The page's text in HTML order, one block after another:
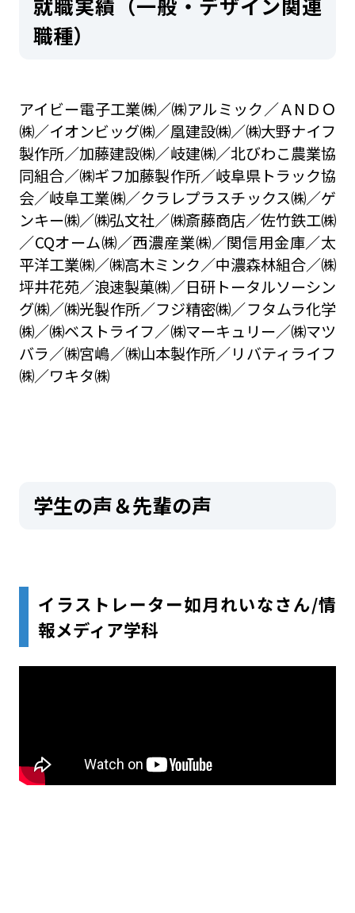
就職実績（一般・デザイン関連
職種）
アイビー電子工業㈱／㈱アルミック／ＡNＤＯ
㈱／イオンビッグ㈱／凰建設㈱／㈱大野ナイフ
製作所／加藤建設㈱／岐建㈱／北びわこ農業協
同組合／㈱ギフ加藤製作所／岐阜県トラック協
会／岐阜工業㈱／クラレプラスチックス㈱／ゲ
ンキー㈱／㈱弘文社／㈱斎藤商店／佐竹鉄工㈱
／CQオーム㈱／西濃産業㈱／関信用金庫／太
平洋工業㈱／㈱高木ミンク／中濃森林組合／㈱
坪井花苑／浪速製菓㈱／日研トータルソーシン
グ㈱／㈱光製作所／フジ精密㈱／フタムラ化学
㈱／㈱ベストライフ／㈱マーキュリー／㈱マツ
バラ／㈱宮嶋／㈱山本製作所／リバティライフ
㈱／ワキタ㈱
学生の声＆先輩の声
イラストレーター如月れいなさん/情
報メディア学科